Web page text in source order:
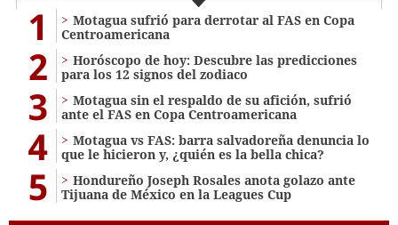
1
Motagua sufrió para derrotar al FAS en Copa
Centroamericana
2
Horóscopo de hoy: Descubre las predicciones
para los 12 signos del zodiaco
3
Motagua sin el respaldo de su afición, sufrió
ante el FAS en Copa Centroamericana
4
Motagua vs FAS: barra salvadoreña denuncia lo
que le hicieron y, ¿quién es la bella chica?
5
Hondureño Joseph Rosales anota golazo ante
Tijuana de México en la Leagues Cup